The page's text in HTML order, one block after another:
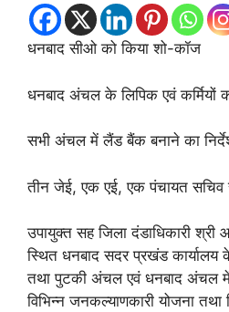
धनबाद सीओ को किया शो-कॉज
धनबाद अंचल के लिपिक एवं कर्मियों
सभी अंचल में लैंड बैंक बनाने का
तीन जेई, एक एई, एक पंचायत सचिव
उपायुक्त सह जिला दंडाधिकारी
स्थित धनबाद सदर प्रखंड कार्यालय
तथा पुटकी अंचल एवं धनबाद अंचल में
विभिन्न जनकल्याणकारी योजना तथा